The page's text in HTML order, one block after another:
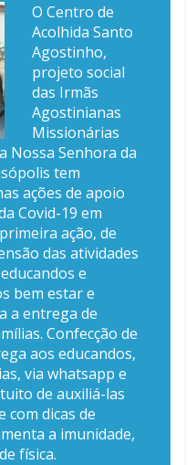
O Centro de
Acolhida Santo
Agostinho,
projeto social
das Irmãs
Agostinianas
Missionárias
Nossa Senhora da
tem
ações de apoio
Covid-19 em
ação, de
das atividades
e
bem estar e
a entrega de
Confecção de
aos educandos,
via whatsapp e
de auxiliá-las
com dicas de
a imunidade,
física.